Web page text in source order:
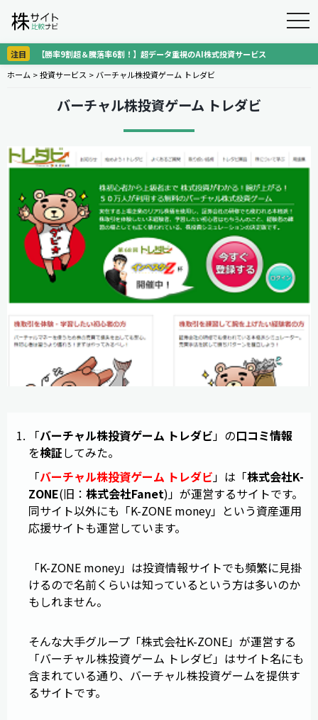
注目
【勝率9割超＆騰落率6割！】超データ重視のAI株式投資サービス
ホーム >投資サービス > バーチャル株投資ゲーム トレダビ
バーチャル株投資ゲーム トレダビ
「バーチャル株投資ゲーム トレダビ 」の口コミ情報
を検証してみた。
「バーチャル株投資ゲーム トレダビ 」は「株式会社K-
ZONE(旧： 株式会社Fanet)」が運営するサイトです。
同サイト以外にも「K-ZONE money」という資産運用
応援サイトも運営しています。
「K-ZONE money」は投資情報サイトでも頻繁に見掛
けるので名前くらいは知っているという方は多いのか
もしれません。
そんな大手グループ「株式会社K-ZONE」が運営する
「バーチャル株投資ゲーム トレダビ」はサイト名にも
含まれている通り、バーチャル株投資ゲームを提供す
るサイトです。